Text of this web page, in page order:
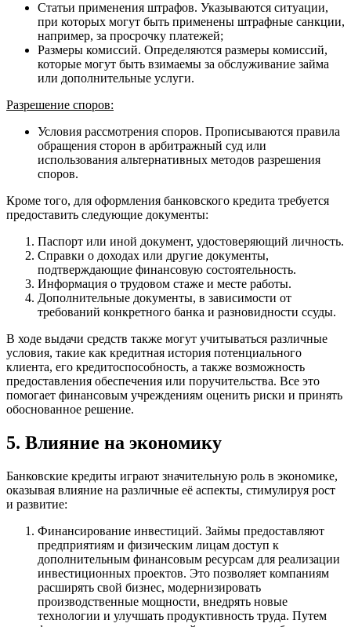
Статьи применения штрафов. Указываются ситуации,
при которых могут быть применены штрафные санкции,
например, за просрочку платежей;
Размеры комиссий. Определяются размеры комиссий,
которые могут быть взимаемы за обслуживание займа
или дополнительные услуги.
Разрешение споров:
Условия рассмотрения споров. Прописываются правила
обращения сторон в арбитражный суд или
использования альтернативных методов разрешения
споров.
Кроме того, для оформления банковского кредита требуется
предоставить следующие документы:
Паспорт или иной документ, удостоверяющий личность.
Справки о доходах или другие документы,
подтверждающие финансовую состоятельность.
Информация о трудовом стаже и месте работы.
Дополнительные документы, в зависимости от
требований конкретного банка и разновидности ссуды.
В ходе выдачи средств также могут учитываться различные
условия, такие как кредитная история потенциального
клиента, его кредитоспособность, а также возможность
предоставления обеспечения или поручительства. Все это
помогает финансовым учреждениям оценить риски и принять
обоснованное решение.
5. Влияние на экономику
Банковские кредиты играют значительную роль в экономике,
оказывая влияние на различные её аспекты, стимулируя рост
и развитие:
Финансирование инвестиций. Займы предоставляют
предприятиям и физическим лицам доступ к
дополнительным финансовым ресурсам для реализации
инвестиционных проектов. Это позволяет компаниям
расширять свой бизнес, модернизировать
производственные мощности, внедрять новые
технологии и улучшать продуктивность труда. Путем